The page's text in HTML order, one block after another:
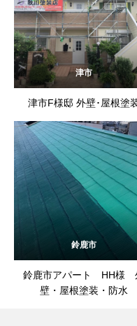
津市
津市F様邸 外壁･屋根塗
鈴鹿市
鈴鹿市アパート HH様
壁・屋根塗装・防水